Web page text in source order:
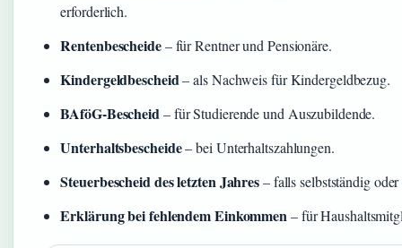
erforderlich.
Rentenbescheide– für Rentner und Pensionäre.
Kindergeldbescheid– als Nachweis für Kindergeldbezug.
BAföG-Bescheid– für Studierende und Auszubildende.
Unterhaltsbescheide– bei Unterhaltszahlungen.
Steuerbescheid des letzten Jahres– falls selbstständig
Erklärung bei fehlendem Einkommen– für